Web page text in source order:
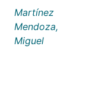
Martínez
Mendoza,
Miguel